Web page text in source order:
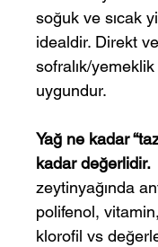
soğuk ve sıcak
idealdir. Direkt ve
sofralık/
uygundur.
Yağ ne kadar
kadar değerlidir.
zeytinyağında
polifenol,
klorofil vs